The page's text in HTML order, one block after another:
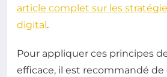
article complet sur les
digital .
Pour appliquer ces principes
efficace, il est recommandé